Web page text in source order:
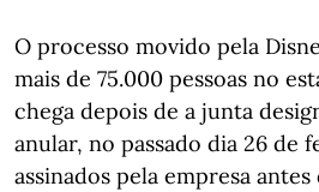
O processo movido pela
mais de 75.000 pessoas no
chega depois de a junta
anular, no passado dia 26 de
assinados pela empresa